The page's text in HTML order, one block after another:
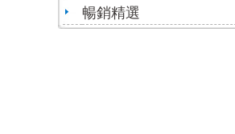
暢銷精選